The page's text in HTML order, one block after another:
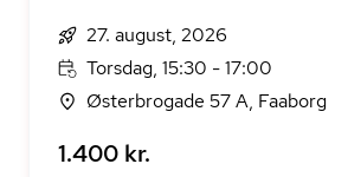
27. august, 2026
Torsdag, 15:30 - 17:00
Østerbrogade 57 A, Faaborg
1.400 kr.